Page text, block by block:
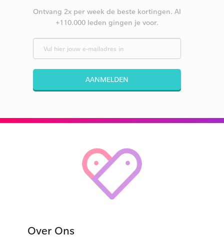
Ontvang 2x per week de beste kortingen. Al
+110.000 leden gingen je voor.
AANMELDEN
Over Ons